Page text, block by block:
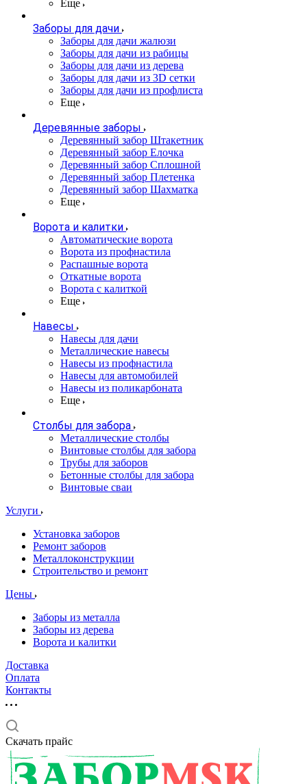
Еще
Заборы для дачи
Заборы для дачи жалюзи
Заборы для дачи из рабицы
Заборы для дачи из дерева
Заборы для дачи из 3D сетки
Заборы для дачи из профлиста
Еще
Деревянные заборы
Деревянный забор Штакетник
Деревянный забор Елочка
Деревянный забор Сплошной
Деревянный забор Плетенка
Деревянный забор Шахматка
Еще
Ворота и калитки
Автоматические ворота
Ворота из профнастила
Распашные ворота
Откатные ворота
Ворота с калиткой
Еще
Навесы
Навесы для дачи
Металлические навесы
Навесы из профнастила
Навесы для автомобилей
Навесы из поликарбоната
Еще
Столбы для забора
Металлические столбы
Винтовые столбы для забора
Трубы для заборов
Бетонные столбы для забора
Винтовые сваи
Услуги
Установка заборов
Ремонт заборов
Металлоконструкции
Строительство и ремонт
Цены
Заборы из металла
Заборы из дерева
Ворота и калитки
Доставка
Оплата
Контакты
Скачать прайс